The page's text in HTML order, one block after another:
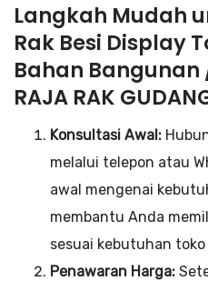
Langkah Mudah
Rak Besi Display
Bahan
RAJA RAK
Konsultasi Awal:
melalui telepon atau
awal mengenai
membantu Anda
sesuai kebutuhan toko
Penawaran Harga: